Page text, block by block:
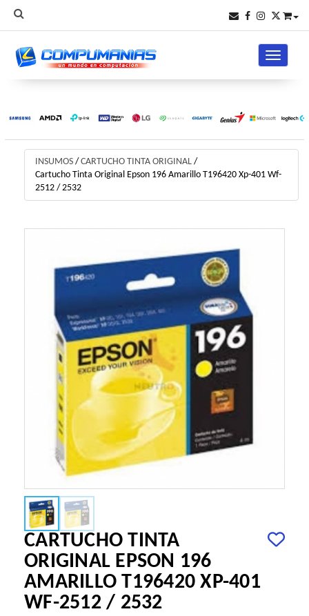
Toggle
INSUMOS / CARTUCHO TINTA ORIGINAL /
Cartucho Tinta Original Epson 196 Amarillo T196420 Xp-401 Wf-
2512 / 2532
CARTUCHO TINTA
ORIGINAL EPSON 196
AMARILLO T196420 XP-401
WF-2512 / 2532